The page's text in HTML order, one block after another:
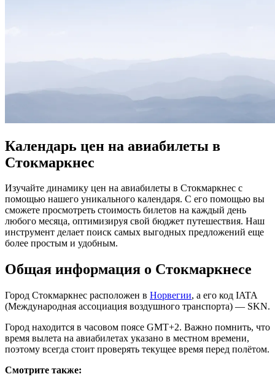
Календарь цен на авиабилеты в
Стокмаркнес
Изучайте динамику цен на авиабилеты в Стокмаркнес с
помощью нашего уникального календаря. С его помощью вы
сможете просмотреть стоимость билетов на каждый день
любого месяца, оптимизируя свой бюджет путешествия. Наш
инструмент делает поиск самых выгодных предложений еще
более простым и удобным.
Общая информация о Стокмаркнесе
Город Стокмаркнес расположен в Норвегии, а его код IATA
(Международная ассоциация воздушного транспорта) — SKN.
Город находится в часовом поясе GMT+2. Важно помнить, что
время вылета на авиабилетах указано в местном времени,
поэтому всегда стоит проверять текущее время перед полётом.
Смотрите также: